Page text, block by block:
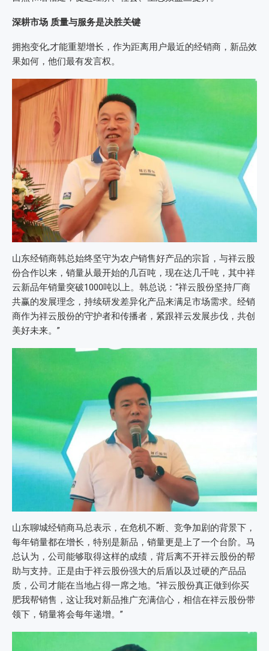
深耕市场 质量与服务是决胜关键
拥抱变化,才能重塑增长，作为距离用户最近的经销商，新品效
果如何，他们最有发言权。
山东经销商韩总始终坚守为农户销售好产品的宗旨，与祥云股
份合作以来，销量从最开始的几百吨，现在达几千吨，其中祥
云新品年销量突破1000吨以上。韩总说：“祥云股份坚持厂商
共赢的发展理念，持续研发差异化产品来满足市场需求。经销
商作为祥云股份的守护者和传播者，紧跟祥云发展步伐，共创
美好未来。”
山东聊城经销商马总表示，在危机不断、竞争加剧的背景下，
每年销量都在增长，特别是新品，销量更是上了一个台阶。马
总认为，公司能够取得这样的成绩，背后离不开祥云股份的帮
助与支持。正是由于祥云股份强大的后盾以及过硬的产品品
质，公司才能在当地占得一席之地。“祥云股份真正做到你买
肥我帮销售，这让我对新品推广充满信心，相信在祥云股份带
领下，销量将会每年递增。”